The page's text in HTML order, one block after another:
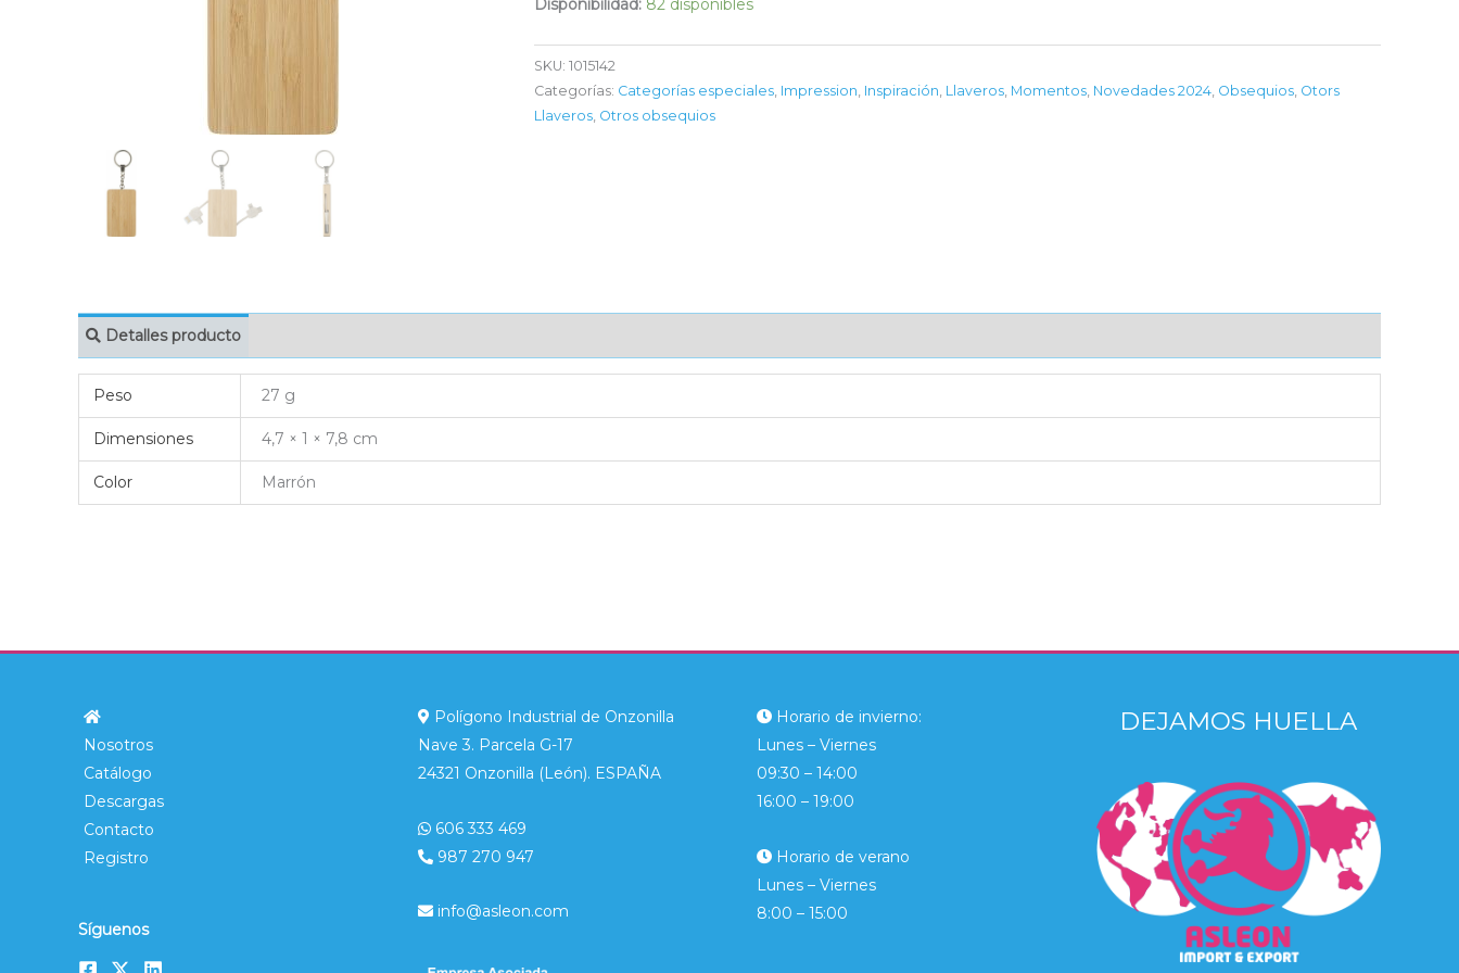
Disponibilidad: 82 disponibles
SKU: 1015142
Categorías: Categorías especiales Impression Inspiración Llaveros Momentos Novedades 2024 Obsequios Otors
Llaveros Otros obsequios
Detalles producto
Peso 27 g
Dimensiones 4,7 × 1 × 7,8 cm
Color Marrón
Nosotros
Catálogo
Descargas
Contacto
Registro
Síguenos
Polígono Industrial de Onzonilla
Nave 3. Parcela G-17
24321 Onzonilla (León). ESPAÑA
606 333 469
987 270 947
info@asleon.com
Horario de invierno:
Lunes – Viernes
09:30 – 14:00
16:00 – 19:00
Horario de verano
Lunes – Viernes
8:00 – 15:00
DEJAMOS HUELLA